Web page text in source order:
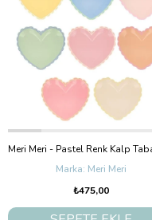
Meri Meri
₺475,00